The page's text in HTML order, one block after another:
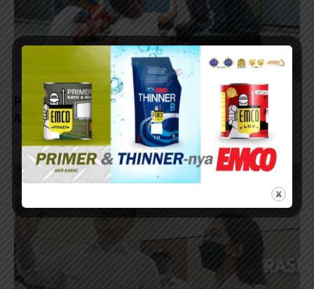
Pemkot Surabaya Ambil Alih Sementara Hak Asuh
Anak Pasutri Viral
09/08/2026 - 14:20